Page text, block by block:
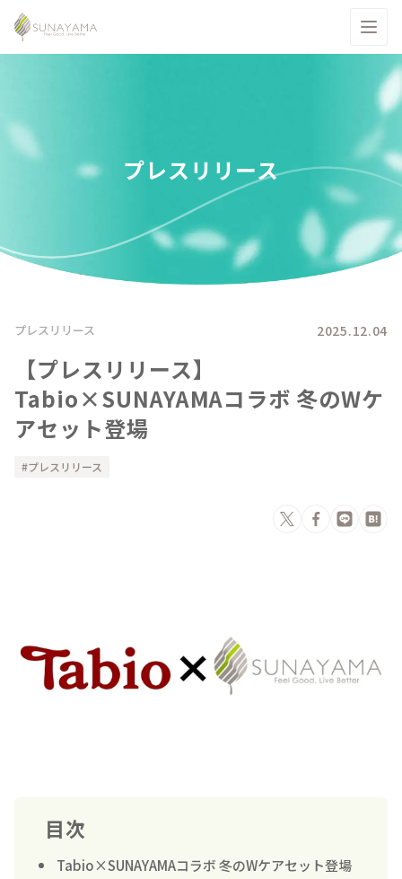
プレスリリース
プレスリリース 2025.12.04
【プレスリリース】
Tabio×SUNAYAMAコラボ 冬のWケ
アセット登場
プレスリリース
目次
Tabio×SUNAYAMAコラボ 冬のWケアセット登場